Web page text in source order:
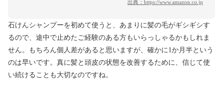
出典： https://www.amazon.co.jp
石けんシャンプーを初めて使うと、あまりに髪の毛がギシギシす
るので、途中で止めたご経験のある方もいらっしゃるかもしれま
せん。もちろん個人差があると思いますが、確かに1か月半という
のは早いです。真に髪と頭皮の状態を改善するために、信じて使
い続けることも大切なのですね。